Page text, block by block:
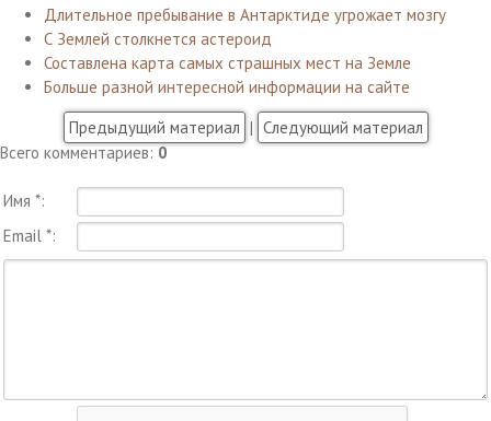
Длительное пребывание в Антарктиде угрожает мозгу
С Землей столкнется астероид
Составлена карта самых страшных мест на Земле
Больше разной интересной информации на сайте
Предыдущий материал | Следующий материал
Всего комментариев: 0
Имя *:
Email *: